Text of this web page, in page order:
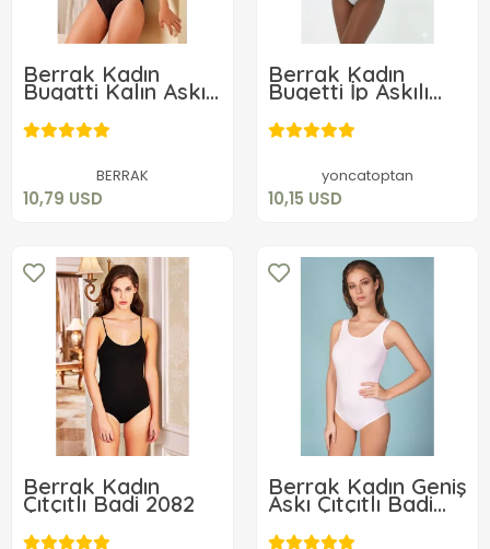
Berrak Kadın
Bugatti Kalın Askılı
Çıtçıtlı Bady 2610
BERRAK
10,79 USD
10,79 USD
Berrak Kadın
Bugetti İp Askılı
Çıtçıtlı Badi 2609
yoncatoptan
10,15 USD
10,15 USD
Berrak Kadın
Çıtçıtlı Badi 2082
11,41 USD
Berrak Kadın Geniş
Askı Çıtçıtlı Badi
2083 11,86 USD